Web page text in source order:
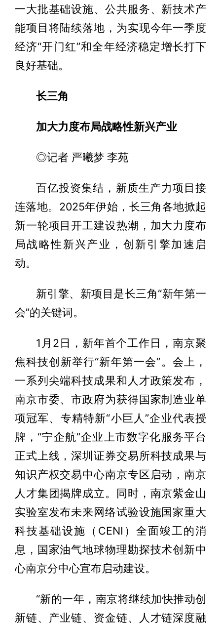
一大批基础设施、公共服务、新技术产
能项目将陆续落地，为实现今年一季度
经济“开门红”和全年经济稳定增长打下
良好基础。
长三角
加大力度布局战略性新兴产业
◎记者 严曦梦 李苑
百亿投资集结，新质生产力项目接
连落地。2025年伊始，长三角各地掀起
新一轮项目开工建设热潮，加大力度布
局战略性新兴产业，创新引擎加速启
动。
新引擎、新项目是长三角“新年第一
会”的关键词。
1月2日，新年首个工作日，南京聚
焦科技创新举行“新年第一会”。会上，
一系列尖端科技成果和人才政策发布，
南京市委、市政府为获得国家制造业单
项冠军、专精特新“小巨人”企业代表授
牌，“宁企航”企业上市数字化服务平台
正式上线，深圳证券交易所科技成果与
知识产权交易中心南京专区启动，南京
人才集团揭牌成立。同时，南京紫金山
实验室发布未来网络试验设施国家重大
科技基础设施（CENI）全面竣工的消
息，国家油气地球物理勘探技术创新中
心南京分中心宣布启动建设。
“新的一年，南京将继续加快推动创
新链、产业链、资金链、人才链深度融